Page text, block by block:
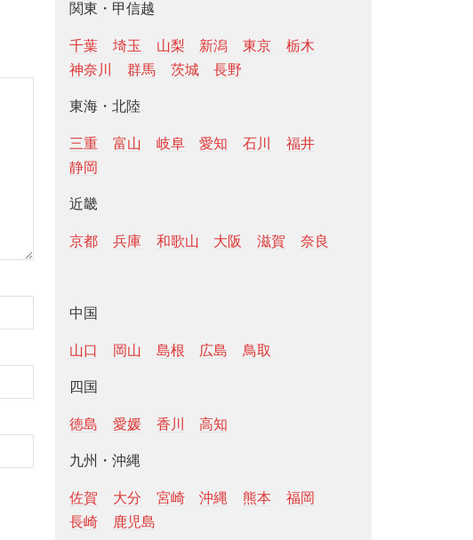
関東・甲信越
千葉 埼玉 山梨 新潟 東京
栃木
神奈川
群馬 茨城 長野
東海・北陸
三重 富山 岐阜 愛知 石川
福井
静岡
近畿
京都 兵庫 和歌山 大阪 滋賀 奈良
中国
山口 岡山 島根 広島 鳥取
四国
徳島 愛媛 香川 高知
九州・沖縄
佐賀 大分 宮崎 沖縄 熊本
福岡
長崎
鹿児島